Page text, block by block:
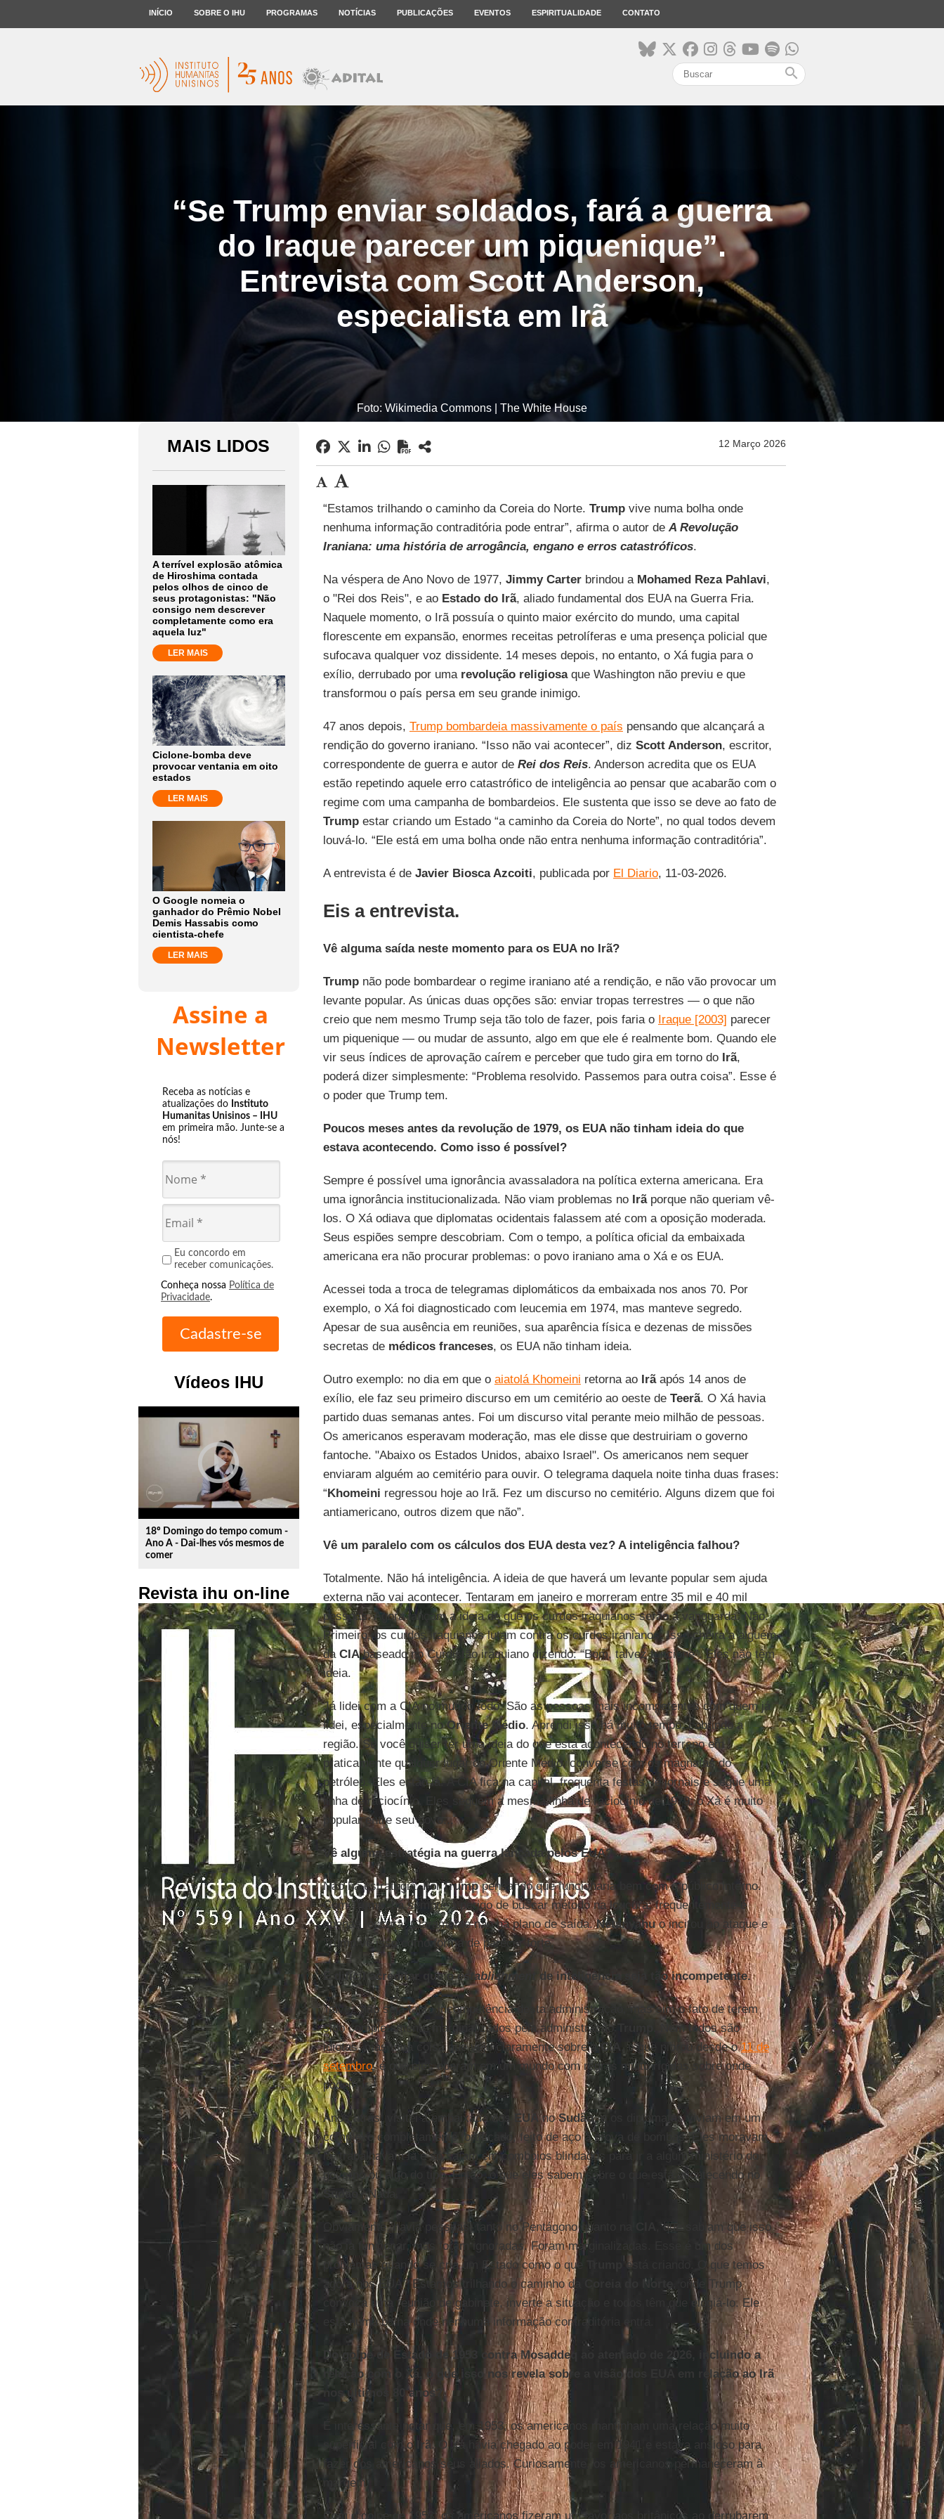
INÍCIO SOBRE O IHU PROGRAMAS NOTÍCIAS PUBLICAÇÕES EVENTOS ESPIRITUALIDADE CONTATO
search
“Se Trump enviar soldados, fará a guerra
do Iraque parecer um piquenique”.
Entrevista com Scott Anderson,
especialista em Irã
Foto: Wikimedia Commons | The White House
MAIS LIDOS
A terrível explosão atômica
de Hiroshima contada
pelos olhos de cinco de
seus protagonistas: "Não
consigo nem descrever
completamente como era
aquela luz"
LER MAIS
Ciclone-bomba deve
provocar ventania em oito
estados
LER MAIS
O Google nomeia o
ganhador do Prêmio Nobel
Demis Hassabis como
cientista-chefe
LER MAIS
Assine a
Newsletter
Receba as notícias e
atualizações do Instituto
Humanitas Unisinos – IHU
em primeira mão. Junte-se a
nós!
Eu concordo em
receber comunicações.
Conheça nossa Política de
Privacidade.
Vídeos IHU
play_circle_outline
18º Domingo do tempo comum -
Ano A - Dai-lhes vós mesmos de
comer
Revista ihu on-line
12 Março 2026
“Estamos trilhando o caminho da Coreia do Norte. Trumpvive numa bolha onde
nenhuma informação contraditória pode entrar”, afirma o autor de A Revolução
Iraniana: uma história de arrogância, engano e erros catastróficos.
Na véspera de Ano Novo de 1977, Jimmy Carterbrindou aMohamed Reza Pahlavi,
o "Rei dos Reis", e ao Estado do Irã, aliado fundamental dos EUA na Guerra Fria.
Naquele momento, o Irã possuía o quinto maior exército do mundo, uma capital
florescente em expansão, enormes receitas petrolíferas e uma presença policial que
sufocava qualquer voz dissidente. 14 meses depois, no entanto, o Xá fugia para o
exílio, derrubado por uma revolução religiosaque Washington não previu e que
transformou o país persa em seu grande inimigo.
47 anos depois, Trump bombardeia massivamente o país pensando que alcançará a
rendição do governo iraniano. “Isso não vai acontecer”, diz Scott Anderson, escritor,
correspondente de guerra e autor de Rei dos Reis. Anderson acredita que os EUA
estão repetindo aquele erro catastrófico de inteligência ao pensar que acabarão com o
regime com uma campanha de bombardeios. Ele sustenta que isso se deve ao fato de
Trumpestar criando um Estado “a caminho da Coreia do Norte”, no qual todos devem
louvá-lo. “Ele está em uma bolha onde não entra nenhuma informação contraditória”.
A entrevista é de Javier Biosca Azcoiti, publicada por El Diario, 11-03-2026.
Eis a entrevista.
Vê alguma saída neste momento para os EUA no Irã?
Trumpnão pode bombardear o regime iraniano até a rendição, e não vão provocar um
levante popular. As únicas duas opções são: enviar tropas terrestres — o que não
creio que nem mesmo Trump seja tão tolo de fazer, pois faria o Iraque [2003] parecer
um piquenique — ou mudar de assunto, algo em que ele é realmente bom. Quando ele
vir seus índices de aprovação caírem e perceber que tudo gira em torno do Irã,
poderá dizer simplesmente: “Problema resolvido. Passemos para outra coisa”. Esse é
o poder que Trump tem.
Poucos meses antes da revolução de 1979, os EUA não tinham ideia do que
estava acontecendo. Como isso é possível?
Sempre é possível uma ignorância avassaladora na política externa americana. Era
uma ignorância institucionalizada. Não viam problemas noIrãporque não queriam vê-
los. O Xá odiava que diplomatas ocidentais falassem até com a oposição moderada.
Seus espiões sempre descobriam. Com o tempo, a política oficial da embaixada
americana era não procurar problemas: o povo iraniano ama o Xá e os EUA.
Acessei toda a troca de telegramas diplomáticos da embaixada nos anos 70. Por
exemplo, o Xá foi diagnosticado com leucemia em 1974, mas manteve segredo.
Apesar de sua ausência em reuniões, sua aparência física e dezenas de missões
secretas demédicos franceses, os EUA não tinham ideia.
Outro exemplo: no dia em que o aiatolá Khomeini retorna aoIrãapós 14 anos de
exílio, ele faz seu primeiro discurso em um cemitério ao oeste de Teerã. O Xá havia
partido duas semanas antes. Foi um discurso vital perante meio milhão de pessoas.
Os americanos esperavam moderação, mas ele disse que destruiriam o governo
fantoche. "Abaixo os Estados Unidos, abaixo Israel". Os americanos nem sequer
enviaram alguém ao cemitério para ouvir. O telegrama daquela noite tinha duas frases:
“Khomeini regressou hoje ao Irã. Fez um discurso no cemitério. Alguns dizem que foi
antiamericano, outros dizem que não”.
Vê um paralelo com os cálculos dos EUA desta vez? A inteligência falhou?
Totalmente. Não há inteligência. A ideia de que haverá um levante popular sem ajuda
externa não vai acontecer. Tentaram em janeiro e morreram entre 35 mil e 40 mil
pessoas. Agora lançam a ideia de que os curdos iraquianos serão a vanguarda. Não.
Primeiro, os curdos iraquianos lutam contra os curdos iranianos. Isso cheira a alguém
da CIAbaseado no Curdistão iraquiano dizendo: “Bom, talvez funcione”. Eles não têm
ideia.
Já lidei com a CIA no mundo todo. São as pessoas mais incompetentes com quem já
lidei, especialmente noOriente Médio. Aprendi isso há muito tempo, cobrindo a
região. Se você quiser ter uma ideia do que está acontecendo no terreno em
praticamente qualquer lugar do Oriente Médio, converse com os magnatas do
petróleo. Eles estão lá. A CIA fica na capital, frequenta festas, lê jornais e segue uma
linha de raciocínio. Eles seguem a mesma linha de raciocínio de 1979: o Xá é muito
popular entre seu povo...
Vê alguma estratégia na guerra lançada pelos EUA?
Não há estratégia. FoiTrumppensando que funcionaria bem com o público interno.
Com Trump, há sempre o perigo de buscar método na loucura; frequentemente é
apenas loucura. Claramente não há plano de saída.Netanyahuo incitou ao ataque e
Trump vê isso como forma de parecer forte.
É difícil acreditar que oestablishment de inteligência seja tão incompetente.
Talvez não seja tanto incompetência desta administração, mas sim o fato de terem
sido completamente marginalizados pela administração
. Nem todos são
idiotas, mas uma coisa que vejo claramente sobre aCIA , e que piorou desde o11 de
setembro, é que eles operam em um mundo com regras muito rígidas sobre onde
podem ir.
Anos atrás, visitei a embaixada dos EUAnoSudão, e os diplomatas viviam em um
complexo completamente fortificado, feito de aço à prova de bombas. Eles moravam
lá, trabalhavam lá e só saíam em comboios blindados para ir a algum ministério do
governo ou algo do tipo. Então, o que eles sabem sobre o que está acontecendo no
Sudão ? Nada.
Obviamente, havia pessoas, tanto no Pentágono quanto na
, que sabiam que isso
não ia funcionar, mas foram ignoradas. Foram marginalizadas. Esse é um dos
problemas quando se cria um Estado como o que
está criando. O que temos
agora nos EUA? Estamos trilhando o caminho da
Coreia do Norte
, onde Trump
convoca uma reunião de gabinete, inverte a situação e todos têm que elogiá-lo. Ele
está numa bolha onde nenhuma informação contraditória entra.
Do golpe de Estado de 1953 contra Mosaddeq ao atentado de 2026, incluindo a
relação com o Xá, o que isso nos revela sobre a visão dos EUA em relação ao Irã
nos últimos 80 anos?
É interessante notar que, em 1953, os americanos mantinham uma relação muito
superficial com oIrã. O Xá havia chegado ao poder em 1941 e estava ansioso para
fazer dos americanos seus aliados. Curiosamente, os americanos permaneceram à
margem.
Com o golpe de 1953, os americanos fizeram um favor aos britânicos ao derrubarem